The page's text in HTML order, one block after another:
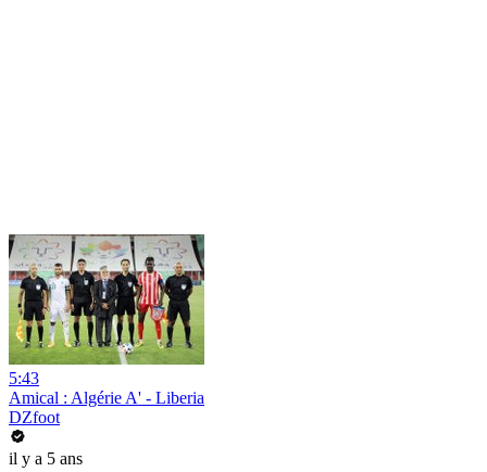
5:43
Amical : Algérie A' - Liberia
DZfoot
il y a 5 ans